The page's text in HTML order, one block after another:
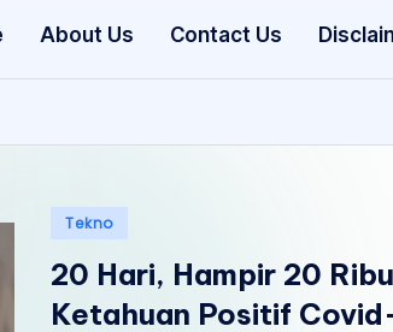
About Us Contact Us
Posted
Tekno
20 Hari, Hampir 20
Ketahuan Positif